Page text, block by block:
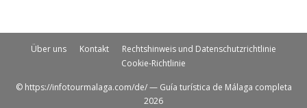
Über uns Kontakt
Rechtshinweis und Datenschutzrichtlinie
Cookie-Richtlinie
© https://infotourmalaga.com/de/ — Guía turística de Málaga completa
2026